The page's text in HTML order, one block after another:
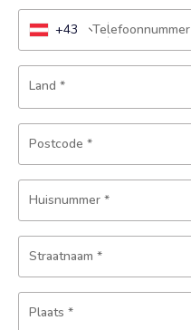
Telefoonnummer
+43
Land *
Postcode *
Huisnummer *
Straatnaam *
Plaats *